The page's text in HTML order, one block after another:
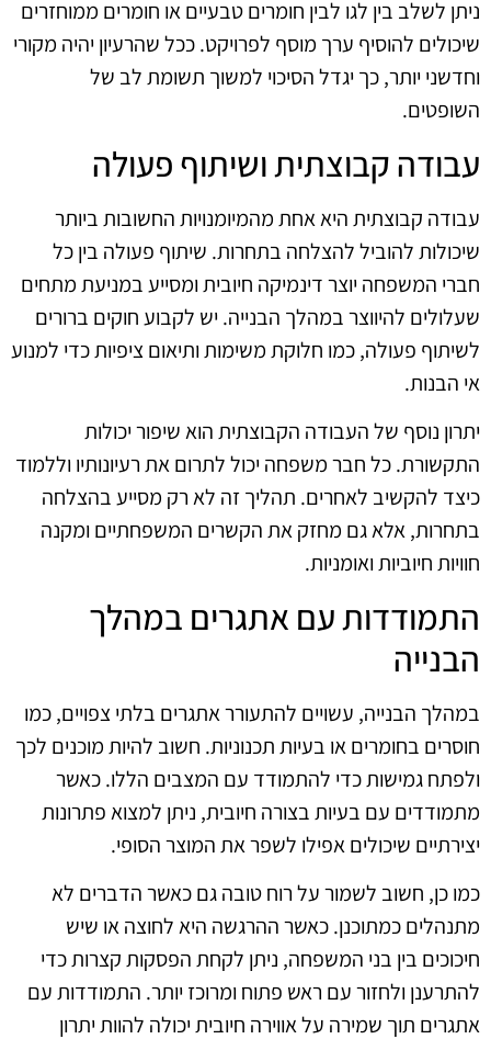
ניתן לשלב בין לגו לבין חומרים טבעיים או חומרים ממוחזרים
שיכולים להוסיף ערך מוסף לפרויקט. ככל שהרעיון יהיה מקורי
וחדשני יותר, כך יגדל הסיכוי למשוך תשומת לב של
השופטים.
עבודה קבוצתית ושיתוף פעולה
עבודה קבוצתית היא אחת מהמיומנויות החשובות ביותר
שיכולות להוביל להצלחה בתחרות. שיתוף פעולה בין כל
חברי המשפחה יוצר דינמיקה חיובית ומסייע במניעת מתחים
שעלולים להיווצר במהלך הבנייה. יש לקבוע חוקים ברורים
לשיתוף פעולה, כמו חלוקת משימות ותיאום ציפיות כדי למנוע
אי הבנות.
יתרון נוסף של העבודה הקבוצתית הוא שיפור יכולות
התקשורת. כל חבר משפחה יכול לתרום את רעיונותיו וללמוד
כיצד להקשיב לאחרים. תהליך זה לא רק מסייע בהצלחה
בתחרות, אלא גם מחזק את הקשרים המשפחתיים ומקנה
חוויות חיוביות ואומניות.
התמודדות עם אתגרים במהלך
הבנייה
במהלך הבנייה, עשויים להתעורר אתגרים בלתי צפויים, כמו
חוסרים בחומרים או בעיות תכנוניות. חשוב להיות מוכנים לכך
ולפתח גמישות כדי להתמודד עם המצבים הללו. כאשר
מתמודדים עם בעיות בצורה חיובית, ניתן למצוא פתרונות
יצירתיים שיכולים אפילו לשפר את המוצר הסופי.
כמו כן, חשוב לשמור על רוח טובה גם כאשר הדברים לא
מתנהלים כמתוכנן. כאשר ההרגשה היא לחוצה או שיש
חיכוכים בין בני המשפחה, ניתן לקחת הפסקות קצרות כדי
להתרענן ולחזור עם ראש פתוח ומרוכז יותר. התמודדות עם
אתגרים תוך שמירה על אווירה חיובית יכולה להוות יתרון